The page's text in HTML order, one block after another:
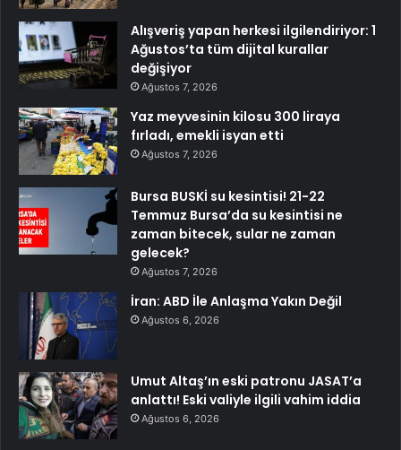
Alışveriş yapan herkesi ilgilendiriyor: 1
Ağustos’ta tüm dijital kurallar
değişiyor
Ağustos 7, 2026
Yaz meyvesinin kilosu 300 liraya
fırladı, emekli isyan etti
Ağustos 7, 2026
Bursa BUSKİ su kesintisi! 21-22
Temmuz Bursa’da su kesintisi ne
zaman bitecek, sular ne zaman
gelecek?
Ağustos 7, 2026
İran: ABD İle Anlaşma Yakın Değil
Ağustos 6, 2026
Umut Altaş’ın eski patronu JASAT’a
anlattı! Eski valiyle ilgili vahim iddia
Ağustos 6, 2026